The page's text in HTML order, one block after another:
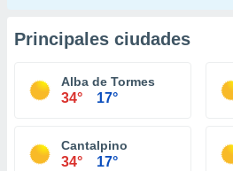
Principales ciudades
Alba de Tormes
34° 17°
Cantalpino
34° 17°